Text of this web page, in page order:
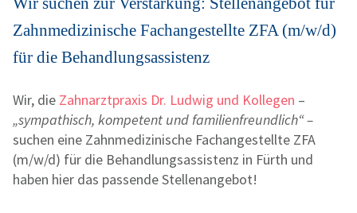
Zahnmedizinische Fachangestellte ZFA (m/w/d)
für die Behandlungsassistenz
Wir, die Zahnarztpraxis Dr. Ludwig und Kollegen –
„sympathisch, kompetent und familienfreundlich“ –
suchen eine Zahnmedizinische Fachangestellte ZFA
(m/w/d) für die Behandlungsassistenz in Fürth und
haben hier das passende Stellenangebot!